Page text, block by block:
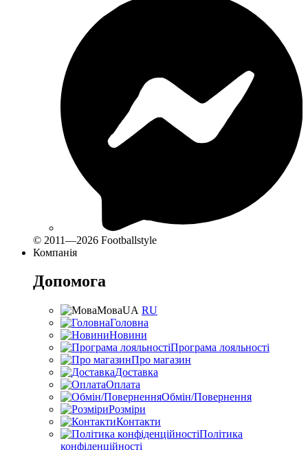
© 2011—2026 Footballstyle
Компанія
Допомога
МоваUA RU
Головна
Новини
Програма лояльності
Про магазин
Доставка
Оплата
Обмін/Повернення
Розміри
Контакти
Політика
конфіденційності